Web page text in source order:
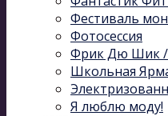
Фестиваль
Фотосессия
Фрик Дю Шик
Школьная
Я люблю моду!